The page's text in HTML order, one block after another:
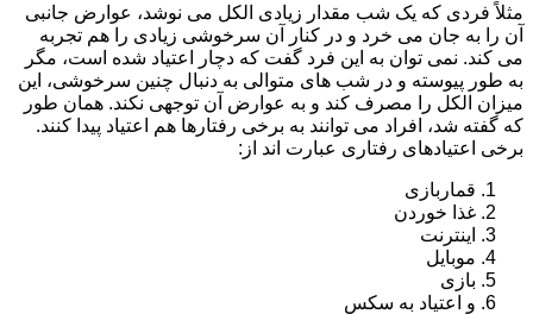
مثلاً فردی که یک شب مقدار زیادی الکل می نوشد، عوارض جانبی
آن را به جان می خرد و در کنار آن سرخوشی زیادی را هم تجربه
می کند. نمی توان به این فرد گفت که دچار اعتیاد شده است، مگر
به طور پیوسته و در شب های متوالی به دنبال چنین سرخوشی، این
میزان الکل را مصرف کند و به عوارض آن توجهی نکند. همان طور
که گفته شد، افراد می توانند به برخی رفتارها هم اعتیاد پیدا کنند.
برخی اعتیادهای رفتاری عبارت اند از:
قماربازی
غذا خوردن
اینترنت
موبایل
بازی
و اعتیاد به سکس